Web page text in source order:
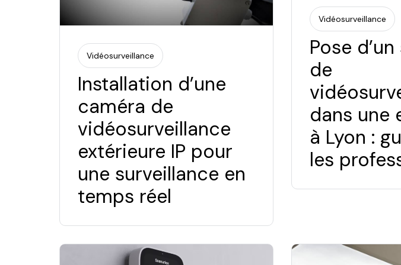
Vidéosurveillance
Installation d’une
caméra de
vidéosurveillance
extérieure IP pour
une surveillance en
temps réel
Vidéosurveillance
Pose
de
dans une
à Lyon :
les